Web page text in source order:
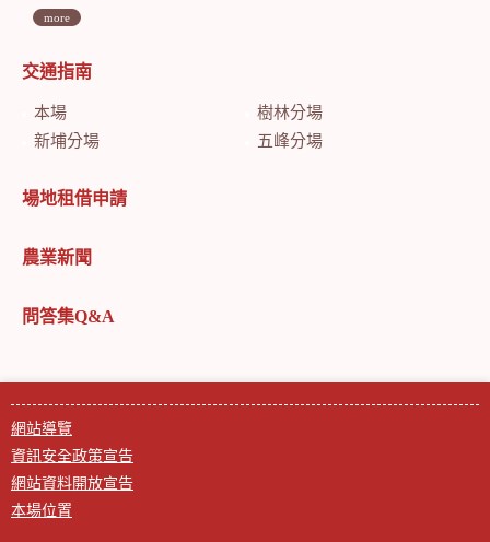
more
交通指南
本場
樹林分場
新埔分場
五峰分場
場地租借申請
農業新聞
問答集Q&A
網站導覽
資訊安全政策宣告
網站資料開放宣告
本場位置